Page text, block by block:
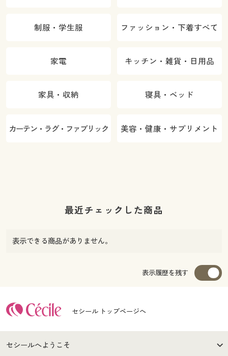
制服・学生服 ファッション・下着すべて
家電 キッチン・雑貨・日用品
家具・収納 寝具・ベッド
カーテン・ラグ・ファブリック 美容・健康・サプリメント
最近チェックした商品
表示できる商品がありません。
表示履歴を残す
セシール トップページへ
セシールへようこそ